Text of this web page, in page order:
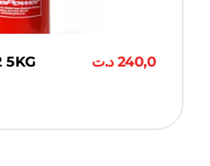
5KG 240,0 د.ت